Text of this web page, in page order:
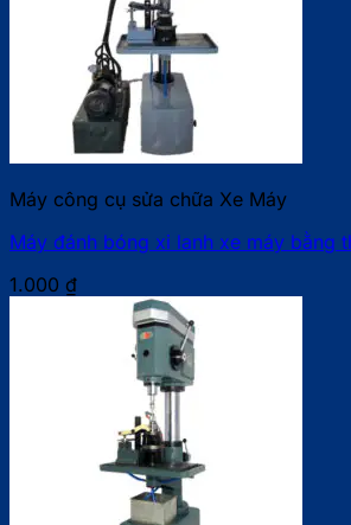
Máy công cụ sửa chữa Xe Máy
Máy đánh bóng xi lanh xe máy bằng
1.000 ₫